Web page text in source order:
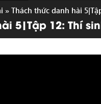
» Thách thức danh hài
5|Tập 12: Thí